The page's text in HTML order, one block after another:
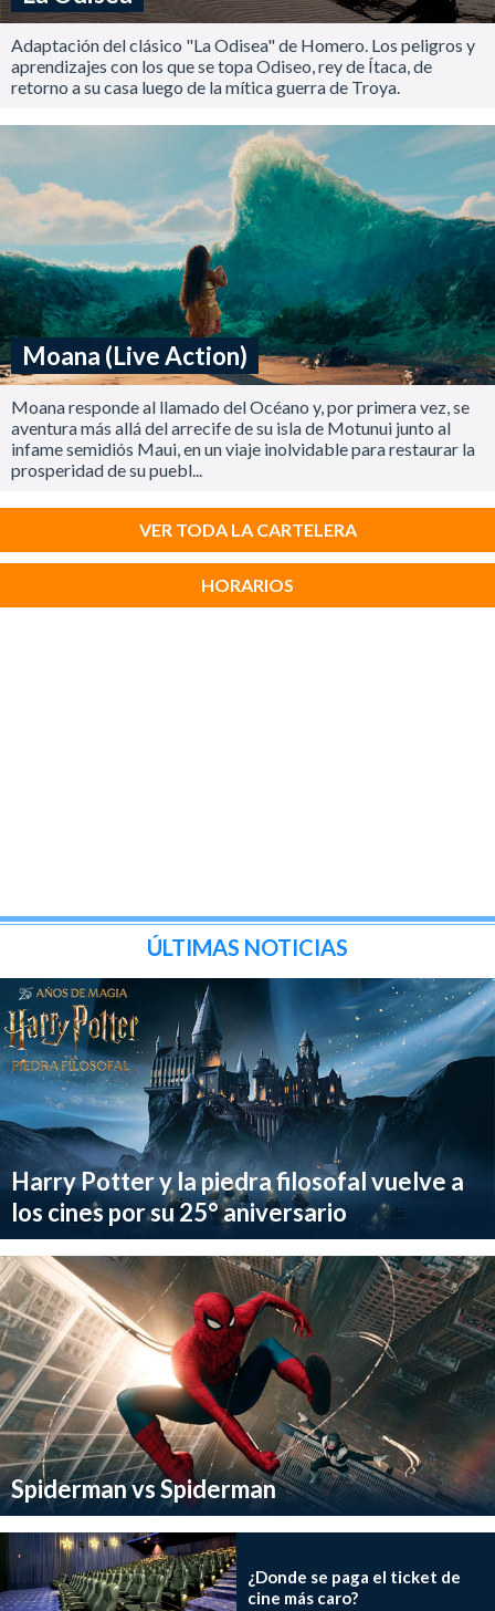
Adaptación del clásico "La Odisea" de Homero. Los peligros y
aprendizajes con los que se topa Odiseo, rey de Ítaca, de
retorno a su casa luego de la mítica guerra de Troya.
Moana (Live Action)
Moana responde al llamado del Océano y, por primera vez, se
aventura más allá del arrecife de su isla de Motunui junto al
infame semidiós Maui, en un viaje inolvidable para restaurar la
prosperidad de su puebl...
VER TODA LA CARTELERA
HORARIOS
ÚLTIMAS NOTICIAS
Harry Potter y la piedra filosofal vuelve a
los cines por su 25° aniversario
Spiderman vs Spiderman
¿Donde se paga el ticket de
cine más caro?